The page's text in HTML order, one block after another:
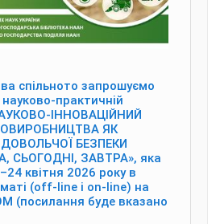
спільното запрошуємо
науково-практичній
ІННОВАЦІЙНИЙ
ЯК
БЕЗПЕКИ
СЬОГОДНІ, ЗАВТРА», яка
квітня 2026 року в
(off-line і on-line) на
(посилання буде вказано